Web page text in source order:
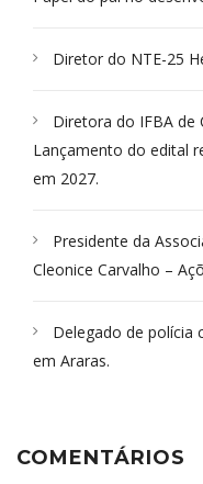
Diretor do NTE-25
Diretora do IFBA de
Lançamento do edital
em 2027.
Presidente da
Cleonice Carvalho –
Delegado de polícia
em Araras.
COMENTÁRIOS